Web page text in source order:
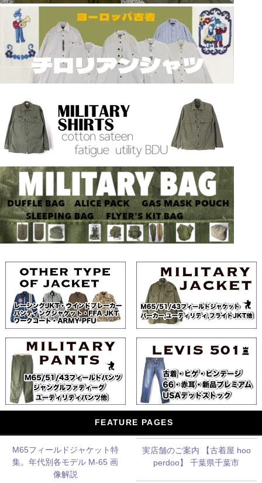
FEATURE PAGES
M65フィールドジャケット特
集。年代別各モデル M-65 画
像解説
実店舗のご案内 【古着屋 hoo
perdoo】 千葉県千葉市